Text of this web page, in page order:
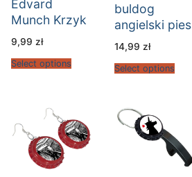
Edvard
Munch Krzyk
9,99 zł
Select options
buldog
angielski pies
14,99 zł
Select options